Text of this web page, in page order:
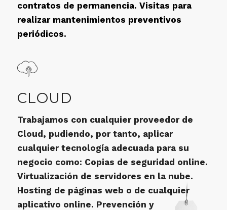
contratos de permanencia. Visitas para
realizar mantenimientos preventivos
periódicos.
CLOUD
Trabajamos con cualquier proveedor de
Cloud, pudiendo, por tanto, aplicar
cualquier tecnología adecuada para su
negocio como: Copias de seguridad online.
Virtualización de servidores en la nube.
Hosting de páginas web o de cualquier
aplicativo online. Prevención y